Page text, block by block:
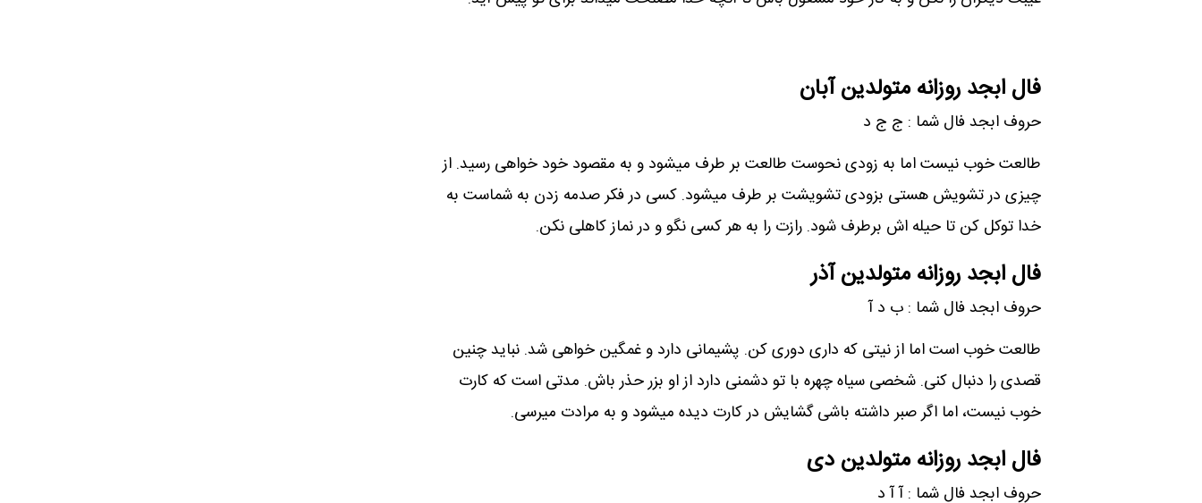
فال ابجد روزانه متولدین آبان
حروف ابجد فال شما : ج ج د
طالعت خوب نیست اما به زودی نحوست طالعت بر طرف میشود و به مقصود خود خواهی رسید. از
چیزی در تشویش هستی بزودی تشویشت بر طرف میشود. کسی در فکر صدمه زدن به شماست به
خدا توکل کن تا حیله اش برطرف شود. رازت را به هر کسی نگو و در نماز کاهلی نکن.
فال ابجد روزانه متولدین آذر
حروف ابجد فال شما : ب د آ
طالعت خوب است اما از نیتی که داری دوری کن. پشیمانی دارد و غمگین خواهی شد. نباید چنین
قصدی را دنبال کنی. شخصی سیاه چهره با تو دشمنی دارد از او بزر حذر باش. مدتی است که کارت
خوب نیست، اما اگر صبر داشته باشی گشایش در کارت دیده میشود و به مرادت میرسی.
فال ابجد روزانه متولدین دی
حروف ابجد فال شما : آ آ د